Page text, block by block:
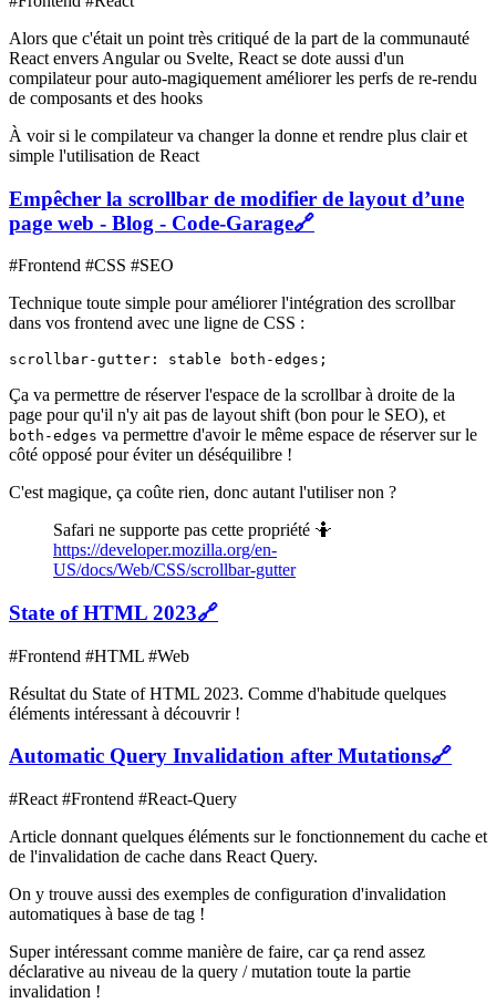
Alors que c'était un point très critiqué de la part de la communauté
React envers Angular ou Svelte, React se dote aussi d'un
compilateur pour auto-magiquement améliorer les perfs de re-rendu
de composants et des hooks
À voir si le compilateur va changer la donne et rendre plus clair et
simple l'utilisation de React
Empêcher la scrollbar de modifier de layout d’une
page web - Blog - Code-Garage🔗
#Frontend #CSS #SEO
Technique toute simple pour améliorer l'intégration des scrollbar
dans vos frontend avec une ligne de CSS :
Ça va permettre de réserver l'espace de la scrollbar à droite de la
page pour qu'il n'y ait pas de layout shift (bon pour le SEO), et
both-edges va permettre d'avoir le même espace de réserver sur le
côté opposé pour éviter un déséquilibre !
C'est magique, ça coûte rien, donc autant l'utiliser non ?
Safari ne supporte pas cette propriété 🤷
https://developer.mozilla.org/en-
US/docs/Web/CSS/scrollbar-gutter
State of HTML 2023🔗
#Frontend #HTML #Web
Résultat du State of HTML 2023. Comme d'habitude quelques
éléments intéressant à découvrir !
Automatic Query Invalidation after Mutations🔗
#React #Frontend #React-Query
Article donnant quelques éléments sur le fonctionnement du cache et
de l'invalidation de cache dans React Query.
On y trouve aussi des exemples de configuration d'invalidation
automatiques à base de tag !
Super intéressant comme manière de faire, car ça rend assez
déclarative au niveau de la query / mutation toute la partie
invalidation !